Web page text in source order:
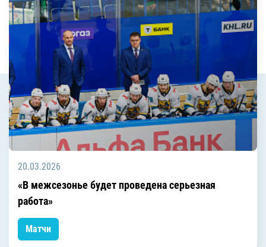
20.03.2026
«В межсезонье будет проведена серьезная
работа»
Матчи